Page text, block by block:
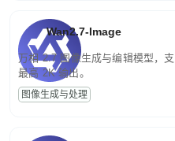
Wan2.7-Image
万相 2.7 图像生成与编辑模型，
最高 2K 输出。
图像生成与处理